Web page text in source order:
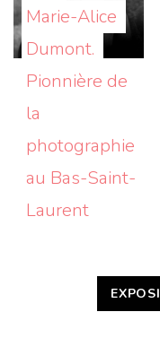
Marie-Alice
Dumont.
Pionnière de
la
photographie
au Bas-Saint-
Laurent